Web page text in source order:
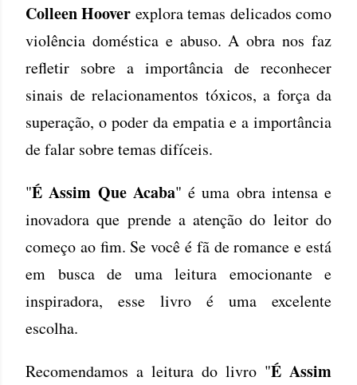
Colleen Hoover explora temas delicados como
violência doméstica e abuso. A obra nos faz
refletir sobre a importância de reconhecer
sinais de relacionamentos tóxicos, a força da
superação, o poder da empatia e a importância
de falar sobre temas difíceis.
"É Assim Que Acaba" é uma obra intensa e
inovadora que prende a atenção do leitor do
começo ao fim. Se você é fã de romance e está
em busca de uma leitura emocionante e
inspiradora, esse livro é uma excelente
escolha.
Recomendamos a leitura do livro "É Assim